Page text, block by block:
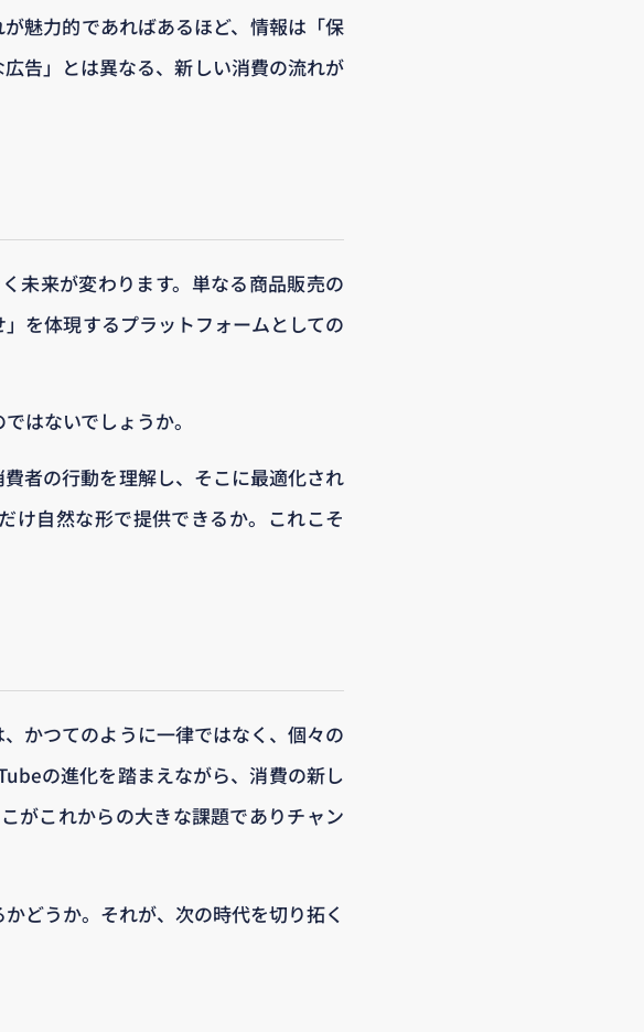
魅力的であればあるほど、情報は「保
告」とは異なる、新しい消費の流れが
未来が変わります。単なる商品販売の
を体現するプラットフォームとしての
はないでしょうか。
者の行動を理解し、そこに最適化され
け自然な形で提供できるか。これこそ
かつてのように一律ではなく、個々の
の進化を踏まえながら、消費の新し
がこれからの大きな課題でありチャン
どうか。それが、次の時代を切り拓く